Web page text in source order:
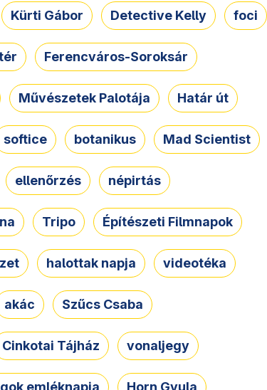
Kürti Gábor Detective Kelly foci
Ferencváros-Soroksár
Művészetek Palotája Határ út
softice botanikus Mad Scientist
ellenőrzés népirtás
Tripo Építészeti Filmnapok
halottak napja videotéka
akác Szűcs Csaba
Cinkotai Tájház vonaljegy
emléknapja Horn Gyula